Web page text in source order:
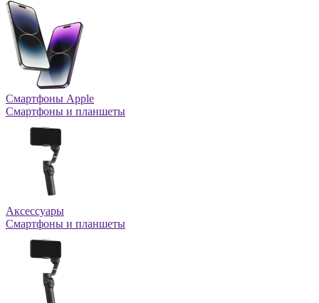
Смартфоны Apple
Смартфоны и планшеты
Аксессуары
Смартфоны и планшеты